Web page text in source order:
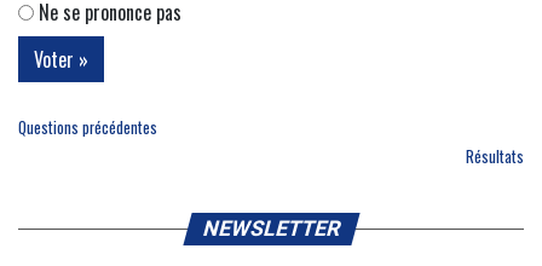
Ne se prononce pas
Questions précédentes
Résultats
NEWSLETTER